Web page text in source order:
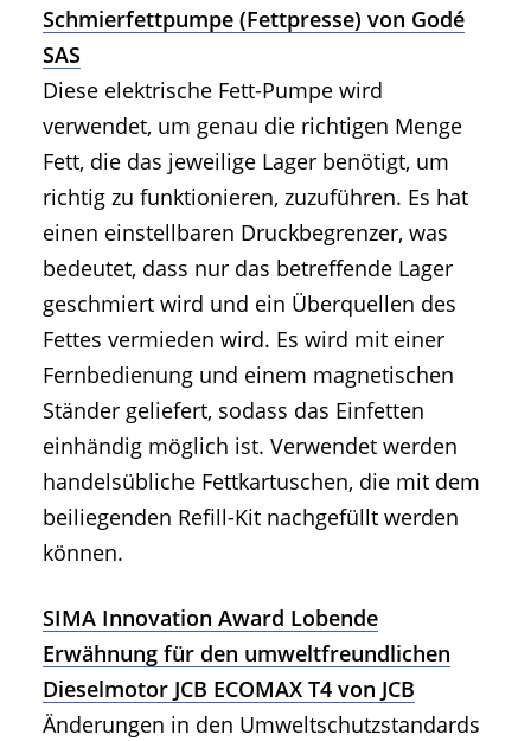
Schmierfettpumpe (Fettpresse) von Godé
SAS
Diese elektrische Fett-Pumpe wird
verwendet, um genau die richtigen Menge
Fett, die das jeweilige Lager benötigt, um
richtig zu funktionieren, zuzuführen. Es hat
einen einstellbaren Druckbegrenzer, was
bedeutet, dass nur das betreffende Lager
geschmiert wird und ein Überquellen des
Fettes vermieden wird. Es wird mit einer
Fernbedienung und einem magnetischen
Ständer geliefert, sodass das Einfetten
einhändig möglich ist. Verwendet werden
handelsübliche Fettkartuschen, die mit dem
beiliegenden Refill-Kit nachgefüllt werden
können.
SIMA Innovation Award Lobende
Erwähnung für den umweltfreundlichen
Dieselmotor JCB ECOMAX T4 von JCB
Änderungen in den Umweltschutzstandards